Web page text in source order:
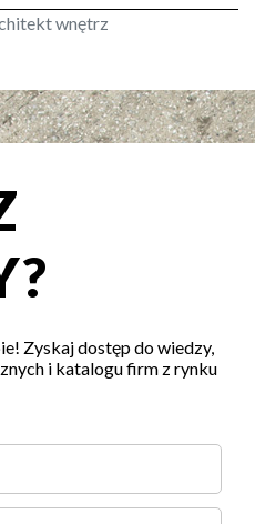
wnętrz
Zyskaj dostęp do wiedzy,
i katalogu firm z rynku